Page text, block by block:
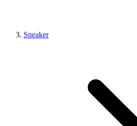
Sneaker